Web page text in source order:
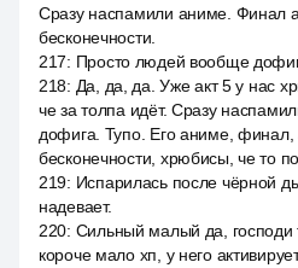
Сразу наспамили аниме. Финал
бесконечности.
217: Просто людей вообще
218: Да, да, да. Уже акт 5 у нас
че за толпа идёт. Сразу
дофига. Тупо. Его аниме,
бесконечности, хрюбисы, че то
219: Испарилась после чёрной
надевает.
220: Сильный малый да, господи
короче мало хп, у него